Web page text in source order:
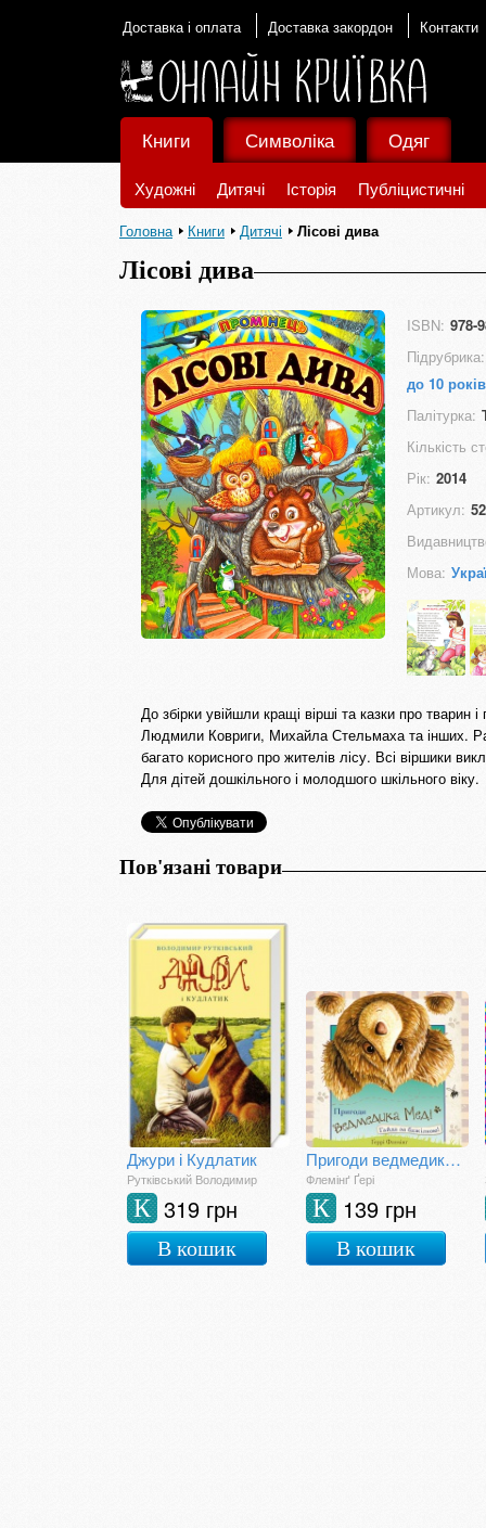
Доставка і оплата Доставка закордон Контакти
Книги
Художні Дитячі Історія Публіцистичні
Символіка Одяг
Головна Книги Дитячі Лісові дива
Лісові дива
ISBN: 978-
Підрубрика:
до 10 років
Палітурка:
Кількість
Рік: 2014
Артикул:
Мова:
До збірки увійшли кращі вірші та казки про
Людмили Ковриги, Михайла Стельмаха та інших.
багато корисного про жителів лісу. Всі віршики
Для дітей дошкільного і молодшого шкільного віку.
Пов'язані товари
Джури і Кудлатик
Рутківський Володимир
319 грн
К
В кошик
Пригоди ведмедика Меді. Гайда за бджілкою
Флемінґ Ґері
139 грн
К
В кошик